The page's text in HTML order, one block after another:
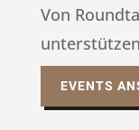
Von
EVENTS